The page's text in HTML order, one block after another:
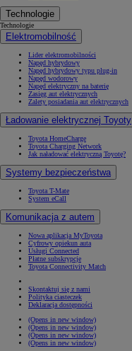
Technologie
Technologie
Elektromobilność
Lider elektromobilności
Napęd hybrydowy
Napęd hybrydowy typu plug-in
Napęd wodorowy
Napęd elektryczny na baterię
Zasięg aut elektrycznych
Zalety posiadania aut elektrycznych
Ładowanie elektrycznej Toyoty
Toyota HomeCharge
Toyota Charging Network
Jak naładować elektryczną Toyotę?
Systemy bezpieczeństwa
Toyota T-Mate
System eCall
Komunikacja z autem
Nowa aplikacja MyToyota
Cyfrowy opiekun auta
Usługi Connected
Płatne subskrypcje
Toyota Connectivity Match
Skontaktuj się z nami
Polityka ciasteczek
Deklaracja dostępności
(Opens in new window)
(Opens in new window)
(Opens in new window)
(Opens in new window)